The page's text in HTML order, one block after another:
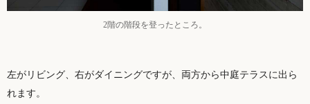
2階の階段を登ったところ。
左がリビング、右がダイニングですが、両方から中庭テラスに出ら
れます。